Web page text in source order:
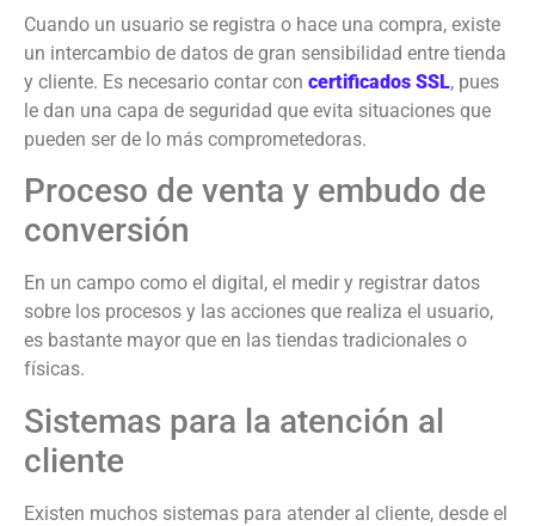
Cuando un usuario se registra o hace una compra, existe
un intercambio de datos de gran sensibilidad entre tienda
y cliente. Es necesario contar con certificados SSL, pues
le dan una capa de seguridad que evita situaciones que
pueden ser de lo más comprometedoras.
Proceso de venta y embudo de
conversión
En un campo como el digital, el medir y registrar datos
sobre los procesos y las acciones que realiza el usuario,
es bastante mayor que en las tiendas tradicionales o
físicas.
Sistemas para la atención al
cliente
Existen muchos sistemas para atender al cliente, desde el